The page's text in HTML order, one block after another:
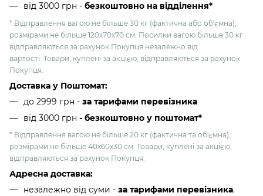
від 3000 грн - безкоштовно на відділення*
* Відправлення вагою не більше 30 кг (фактична або об'ємна),
розмірами не більше 120х70х70 см. Посилки вагою більше 30 кг
відправляються за рахунок Покупця незалежно від
вартості. Товари, куплені за акцією, відправляються за рахунок
Покупця.
Доставка у Поштомат:
до 2999 грн - за тарифами перевізника
від 3000 грн - безкоштовно у поштомат*
* Відправлення вагою не більше 20 кг (фактична та об'ємна),
розмірами не більше 40х60х30 см. Товари, куплені за акцією,
відправляються за рахунок Покупця.
Адресна доставка:
незалежно від суми - за тарифами перевізника.